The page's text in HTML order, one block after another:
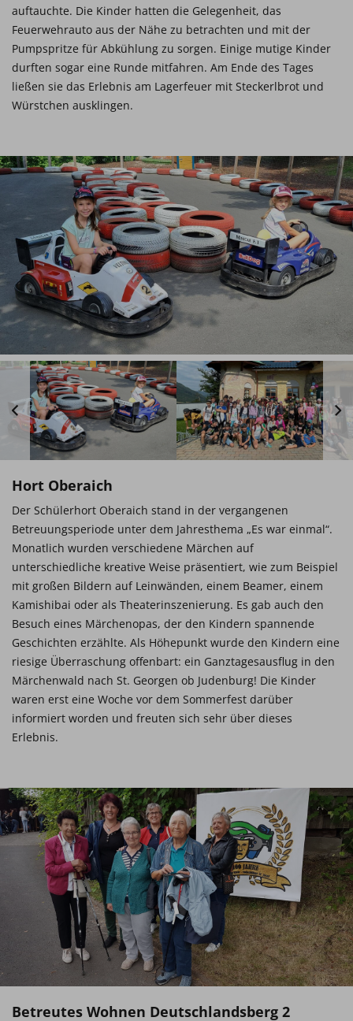
auftauchte. Die Kinder hatten die Gelegenheit, das
Feuerwehrauto aus der Nähe zu betrachten und mit der
Pumpspritze für Abkühlung zu sorgen. Einige mutige Kinder
durften sogar eine Runde mitfahren. Am Ende des Tages
ließen sie das Erlebnis am Lagerfeuer mit Steckerlbrot und
Würstchen ausklingen.
Hort Oberaich
Der Schülerhort Oberaich stand in der vergangenen
Betreuungsperiode unter dem Jahresthema „Es war einmal“.
Monatlich wurden verschiedene Märchen auf
unterschiedliche kreative Weise präsentiert, wie zum Beispiel
mit großen Bildern auf Leinwänden, einem Beamer, einem
Kamishibai oder als Theaterinszenierung. Es gab auch den
Besuch eines Märchenopas, der den Kindern spannende
Geschichten erzählte. Als Höhepunkt wurde den Kindern eine
riesige Überraschung offenbart: ein Ganztagesausflug in den
Märchenwald nach St. Georgen ob Judenburg! Die Kinder
waren erst eine Woche vor dem Sommerfest darüber
informiert worden und freuten sich sehr über dieses
Erlebnis.
Betreutes Wohnen Deutschlandsberg 2